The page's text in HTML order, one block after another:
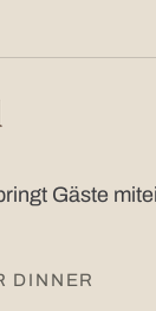
Gäste
DINNER